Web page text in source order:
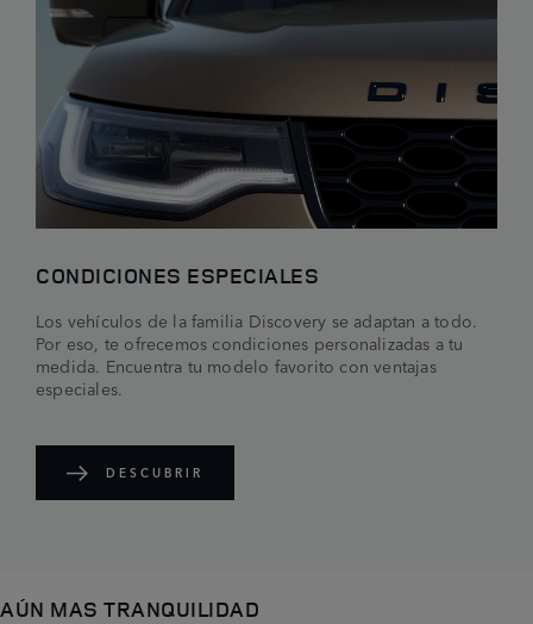
CONDICIONES ESPECIALES
Los vehículos de la familia Discovery se adaptan a todo.
Por eso, te ofrecemos condiciones personalizadas a tu
medida. Encuentra tu modelo favorito con ventajas
especiales.
DESCUBRIR
AÚN MAS TRANQUILIDAD